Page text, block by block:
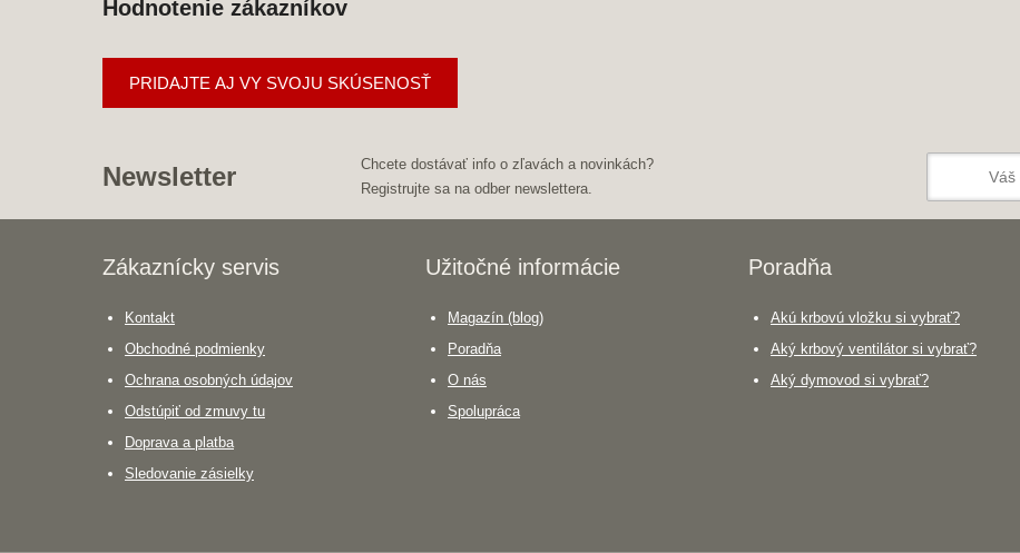
Hodnotenie zákazníkov
PRIDAJTE AJ VY SVOJU SKÚSENOSŤ
Newsletter
Chcete dostávať info o zľavách a novinkách?
Registrujte sa na odber newslettera.
Zákaznícky servis
Kontakt
Obchodné podmienky
Ochrana osobných údajov
Odstúpiť od zmuvy tu
Doprava a platba
Sledovanie zásielky
Užitočné informácie
Magazín (blog)
Poradňa
O nás
Spolupráca
Poradňa
Akú krbovú vložku si vybrať?
Aký krbový ventilátor si vybrať?
Aký dymovod si vybrať?